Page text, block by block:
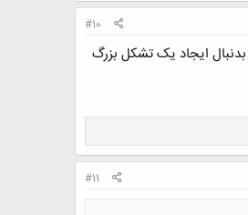
#10
ایجاد یک تشکل بزرگ
#11